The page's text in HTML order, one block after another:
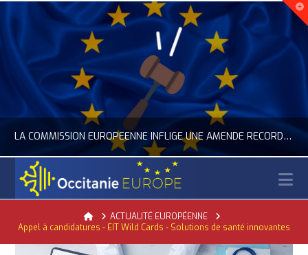
LA COMMISSION EUROPÉENNE INFLIGE UNE AMENDE RECORD À GOOGLE
DE LA REPRÉSENTATION D’OCCITANIE EUROPE, NUMÉRIQUE- DIGITAL ACTUALITÉ DE L'UNION EUROPÉENNE, ACTUALITÉ DE
HomeACTUALITÉ EUROPÉENNE
Appel à candidatures - EIT Wild Cards - Solutions de santé innovantes